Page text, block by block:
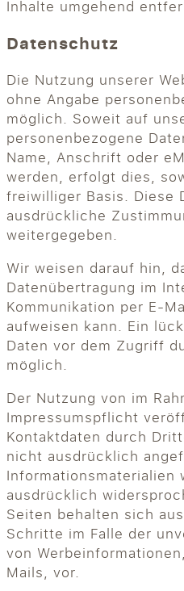
Inhalte umgehend
Datenschutz
Die Nutzung unserer
ohne Angabe
möglich. Soweit auf
personenbezogene
Name, Anschrift oder
werden, erfolgt dies,
freiwilliger Basis. Diese
ausdrückliche
weitergegeben.
Wir weisen darauf hin,
Datenübertragung im
Kommunikation per E-
aufweisen kann. Ein
Daten vor dem Zugriff
möglich.
Der Nutzung von im
Impressumspflicht
Kontaktdaten durch
nicht ausdrücklich
Informationsmaterialien
ausdrücklich
Seiten behalten sich
Schritte im Falle der
von
Mails, vor.